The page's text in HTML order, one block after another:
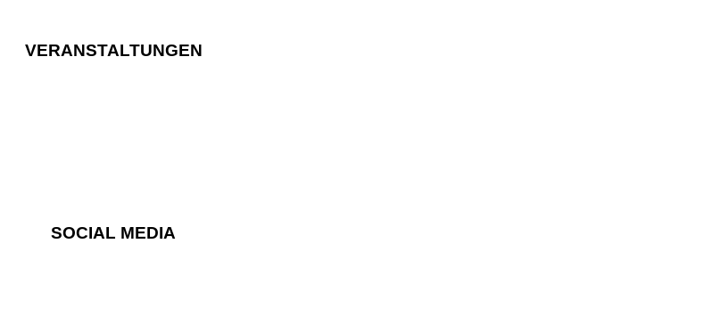
VERANSTALTUNGEN
SOCIAL MEDIA